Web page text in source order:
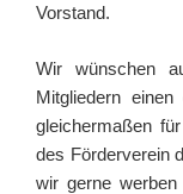
Vorstand.
Wir wünschen
Mitgliedern
gleichermaßen
des Förderverein
wir gerne